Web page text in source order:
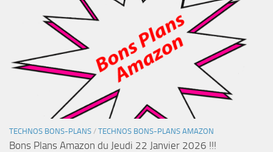
TECHNOS BONS-PLANS / TECHNOS BONS-PLANS AMAZON
Bons Plans Amazon du Jeudi 22 Janvier 2026 !!!